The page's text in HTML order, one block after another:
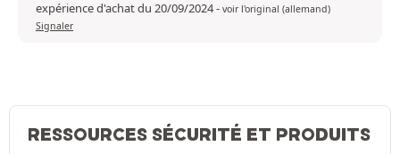
expérience d'achat du 20/09/2024- voir l'original (allemand)
Signaler
RESSOURCES SÉCURITÉ ET PRODUITS